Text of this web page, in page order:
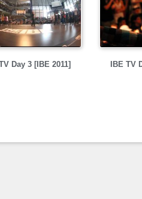
Day 3 [IBE 2011] IBE TV